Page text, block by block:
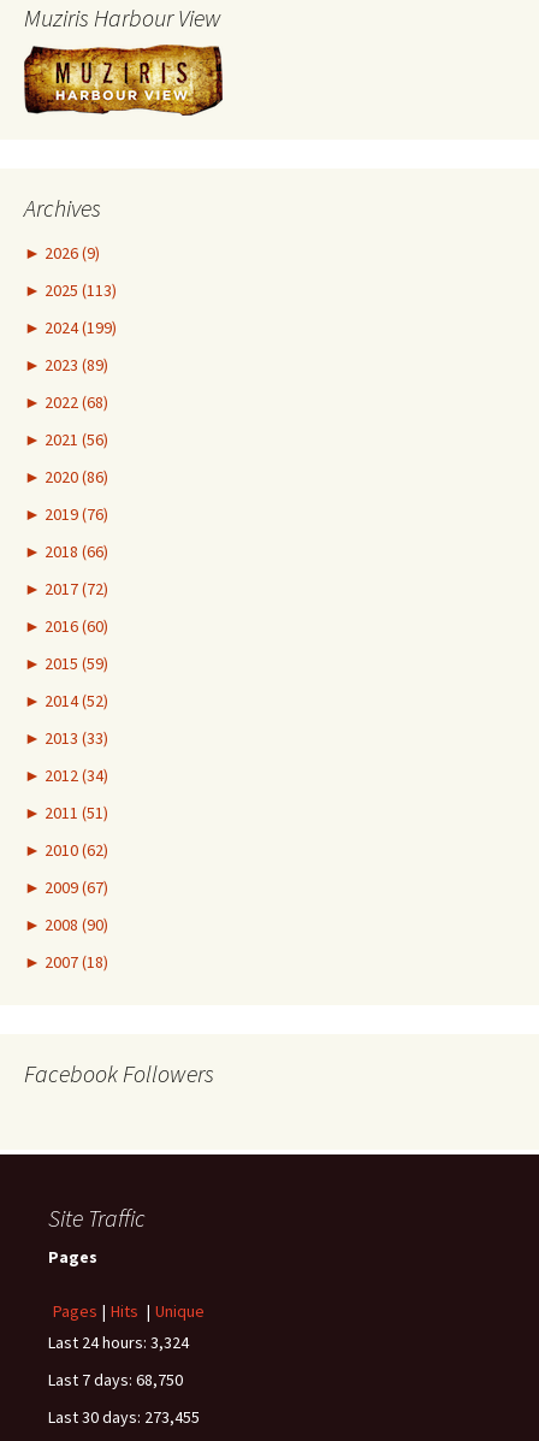
Muziris Harbour View
Archives
► 2026 (9)
► 2025 (113)
► 2024 (199)
► 2023 (89)
► 2022 (68)
► 2021 (56)
► 2020 (86)
► 2019 (76)
► 2018 (66)
► 2017 (72)
► 2016 (60)
► 2015 (59)
► 2014 (52)
► 2013 (33)
► 2012 (34)
► 2011 (51)
► 2010 (62)
► 2009 (67)
► 2008 (90)
► 2007 (18)
Facebook Followers
Site Traffic
Pages
Pages | Hits | Unique
Last 24 hours: 3,324
Last 7 days: 68,750
Last 30 days: 273,455